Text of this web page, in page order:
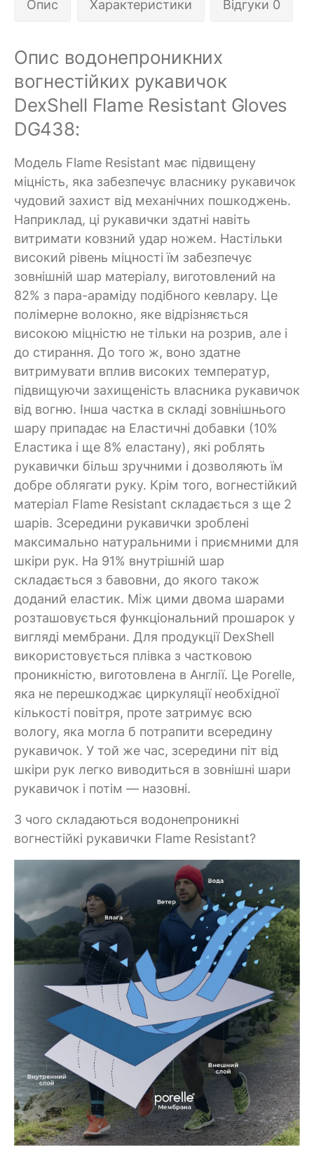
Опис Характеристики Відгуки 0
Опис водонепроникних
вогнестійких рукавичок
DexShell Flame Resistant Gloves
DG438:
Модель Flame Resistant має підвищену
міцність, яка забезпечує власнику рукавичок
чудовий захист від механічних пошкоджень.
Наприклад, ці рукавички здатні навіть
витримати ковзний удар ножем. Настільки
високий рівень міцності їм забезпечує
зовнішній шар матеріалу, виготовлений на
82% з пара-араміду подібного кевлару. Це
полімерне волокно, яке відрізняється
високою міцністю не тільки на розрив, але і
до стирання. До того ж, воно здатне
витримувати вплив високих температур,
підвищуючи захищеність власника рукавичок
від вогню. Інша частка в складі зовнішнього
шару припадає на Еластичні добавки (10%
Еластика і ще 8% еластану), які роблять
рукавички більш зручними і дозволяють їм
добре облягати руку. Крім того, вогнестійкий
матеріал Flame Resistant складається з ще 2
шарів. Зсередини рукавички зроблені
максимально натуральними і приємними для
шкіри рук. На 91% внутрішній шар
складається з бавовни, до якого також
доданий еластик. Між цими двома шарами
розташовується функціональний прошарок у
вигляді мембрани. Для продукції DexShell
використовується плівка з частковою
проникністю, виготовлена в Англії. Це Porelle,
яка не перешкоджає циркуляції необхідної
кількості повітря, проте затримує всю
вологу, яка могла б потрапити всередину
рукавичок. У той же час, зсередини піт від
шкіри рук легко виводиться в зовнішні шари
рукавичок і потім — назовні.
З чого складаються водонепроникні
вогнестійкі рукавички Flame Resistant?